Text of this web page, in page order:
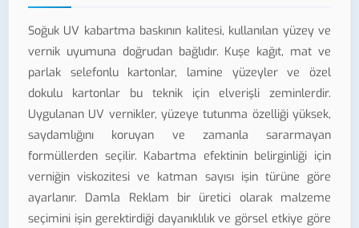
Soğuk UV kabartma baskının kalitesi, kullanılan yüzey ve
vernik uyumuna doğrudan bağlıdır. Kuşe kağıt, mat ve
parlak selefonlu kartonlar, lamine yüzeyler ve özel
dokulu kartonlar bu teknik için elverişli zeminlerdir.
Uygulanan UV vernikler, yüzeye tutunma özelliği yüksek,
saydamlığını koruyan ve zamanla sararmayan
formüllerden seçilir. Kabartma efektinin belirginliği için
verniğin viskozitesi ve katman sayısı işin türüne göre
ayarlanır. Damla Reklam bir üretici olarak malzeme
seçimini işin gerektirdiği dayanıklılık ve görsel etkiye göre